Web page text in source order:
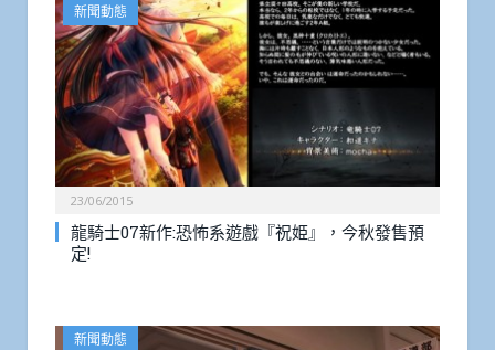
新聞動態
23/06/2015
龍騎士07新作:恐怖系遊戲『祝姫』，今秋發售預
定!
新聞動態